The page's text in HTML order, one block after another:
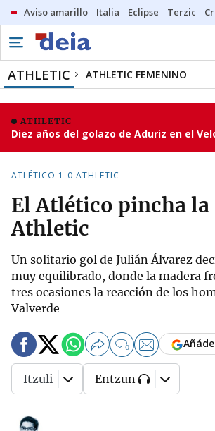
Aviso amarillo Italia Eclipse Terzic
ATHLETIC ATHLETIC FEMENINO
ATHLETIC
Diez años del golazo de Aduriz en el
ATLÉTICO 1-0 ATHLETIC
El Atlético pincha la
Athletic
Un solitario gol de Julián Álvarez
muy equilibrado, donde la madera
tres ocasiones la reacción de los
Valverde
0
Itzuli Entzun